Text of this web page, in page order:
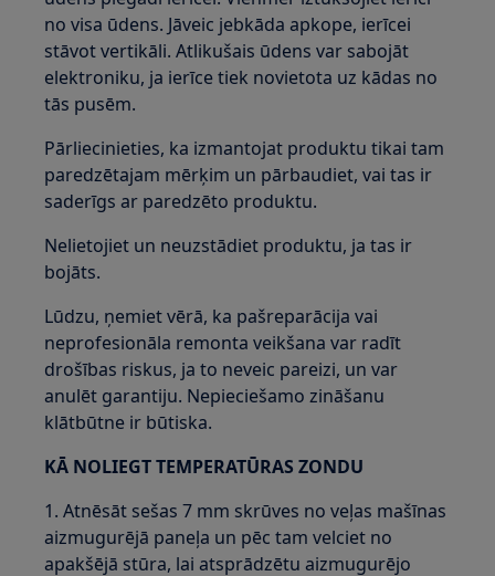
no visa ūdens. Jāveic jebkāda apkope, ierīcei
stāvot vertikāli. Atlikušais ūdens var sabojāt
elektroniku, ja ierīce tiek novietota uz kādas no
tās pusēm.
Pārliecinieties, ka izmantojat produktu tikai tam
paredzētajam mērķim un pārbaudiet, vai tas ir
saderīgs ar paredzēto produktu.
Nelietojiet un neuzstādiet produktu, ja tas ir
bojāts.
Lūdzu, ņemiet vērā, ka pašreparācija vai
neprofesionāla remonta veikšana var radīt
drošības riskus, ja to neveic pareizi, un var
anulēt garantiju. Nepieciešamo zināšanu
klātbūtne ir būtiska.
KĀ NOLIEGT TEMPERATŪRAS ZONDU
1. Atnēsāt sešas 7 mm skrūves no veļas mašīnas
aizmugurējā paneļa un pēc tam velciet no
apakšējā stūra, lai atsprādzētu aizmugurējo